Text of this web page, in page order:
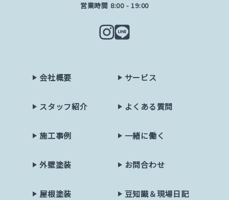
営業時間 8:00 - 19:00
会社概要
スタッフ紹介
施工事例
外壁塗装
屋根塗装
サービス
よくある質問
一緒に働く
お問合わせ
豆知識＆現場日記